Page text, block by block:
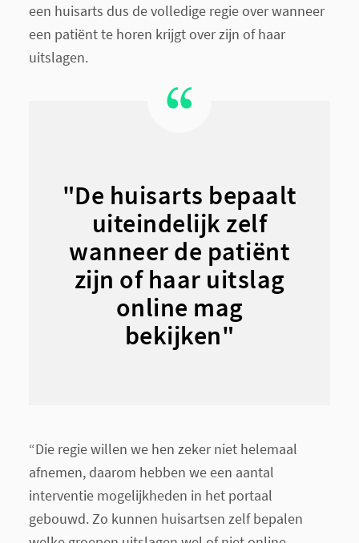
een huisarts dus de volledige regie over wanneer
een patiënt te horen krijgt over zijn of haar
uitslagen.
"De huisarts bepaalt
uiteindelijk zelf
wanneer de patiënt
zijn of haar uitslag
online mag
bekijken"
“Die regie willen we hen zeker niet helemaal
afnemen, daarom hebben we een aantal
interventie mogelijkheden in het portaal
gebouwd. Zo kunnen huisartsen zelf bepalen